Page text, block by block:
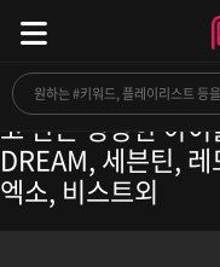
[Playlist] 카페 알
고 만든 청량한 아
DREAM, 세븐틴,
엑소, 비스트외